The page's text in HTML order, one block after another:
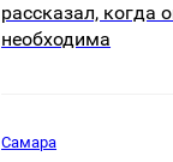
рассказал, когда
необходима
Самара